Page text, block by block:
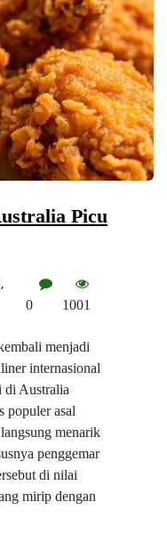
Picu
0 1001
menjadi
internasional
di Australia
populer asal
menarik
penggemar
di nilai
mirip dengan